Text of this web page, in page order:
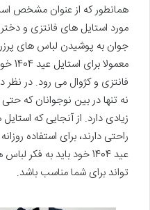
همانطور که از عنوان مشخص
مورد استایل های فانتزی و
جوان به پوشیدن لباس های
فانتزی و کژوال می رود. در نظر
نه تنها در بین نوجوانان که
زیادی دارد. از آنجایی که
راحتی دارند، برای استفاده
عید 1404 خود باید به
تواند برای شما مناسب باشد.